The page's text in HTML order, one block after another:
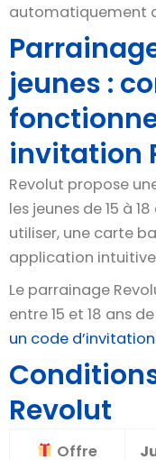
automatiquement
jeunes :
invitation
Revolut propose
les jeunes de 15 à
utiliser, une carte
application
Le parrainage
entre 15 et 18 ans
un code
Revolut
Offre